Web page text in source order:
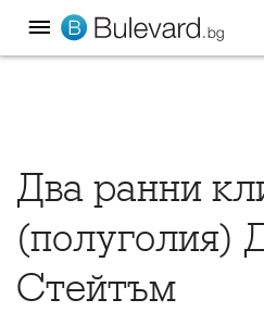
Два ранни
(полуголия)
Стейтъм